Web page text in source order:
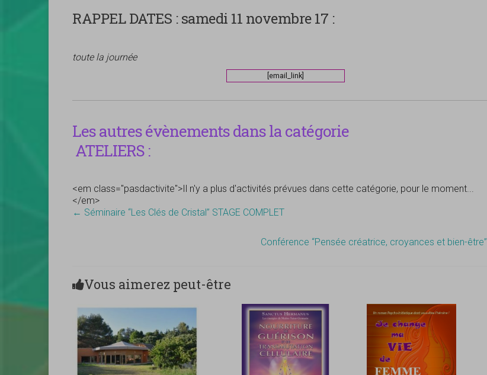
RAPPEL DATES :samedi 11 novembre 17 :
toute la journée
[email_link]
Les autres évènements dans la catégorie
ATELIERS :
<em class="pasdactivite">Il n'y a plus d'activités prévues dans cette catégorie, pour le moment...
</em>
← Séminaire “Les Clés de Cristal” STAGE COMPLET
Conférence “Pensée créatrice, croyances et bien-être”
Vous aimerez peut-être